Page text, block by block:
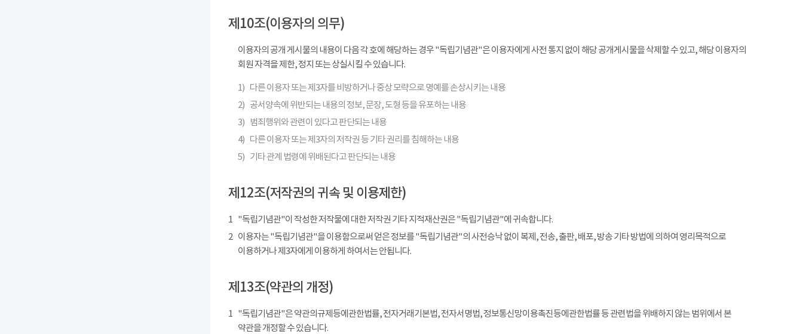
제10조(이용자의 의무)
이용자의 공개 게시물의 내용이 다음 각 호에 해당하는 경우 "독립기념관"은 이용자에게 사전 통지 없이 해당 공개게시물을 삭제할 수 있고, 해당 이용자의
회원 자격을 제한, 정지 또는 상실시킬 수 있습니다.
1) 다른 이용자 또는 제3자를 비방하거나 중상 모략으로 명예를 손상시키는 내용
2) 공서양속에 위반되는 내용의 정보, 문장, 도형 등을 유포하는 내용
3)
범죄행위와 관련이 있다고 판단되는 내용
4) 다른 이용자 또는 제3자의 저작권 등 기타 권리를 침해하는 내용
5) 기타 관계 법령에 위배된다고 판단되는 내용
제12조(저작권의 귀속 및 이용제한)
1 "독립기념관"이 작성한 저작물에 대한 저작권 기타 지적재산권은 "독립기념관"에 귀속합니다.
2 이용자는 "독립기념관"을 이용함으로써 얻은 정보를 "독립기념관"의 사전승낙 없이 복제, 전송, 출판, 배포, 방송 기타 방법에 의하여 영리목적으로
이용하거나 제3자에게 이용하게 하여서는 안됩니다.
제13조(약관의 개정)
1 "독립기념관"은 약관의규제등에관한법률, 전자거래기본법, 전자서명법, 정보통신망이용촉진등에관한법률 등 관련법을 위배하지 않는 범위에서 본
약관을 개정할 수 있습니다.